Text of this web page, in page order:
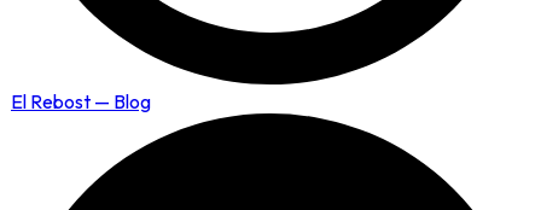
El Rebost — Blog